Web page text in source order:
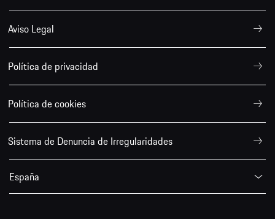
Aviso Legal
Política de privacidad
Política de cookies
Sistema de Denuncia de Irregularidades
España